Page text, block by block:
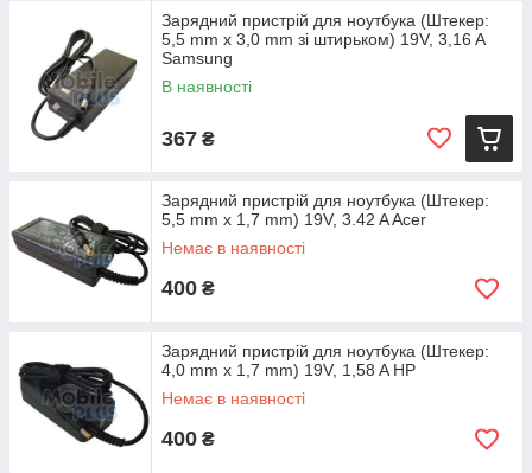
Зарядний пристрій для ноутбука (Штекер:
5,5 mm x 3,0 mm зі штирьком) 19V, 3,16 A
Samsung
В наявності
367 ₴
Зарядний пристрій для ноутбука (Штекер:
5,5 mm x 1,7 mm) 19V, 3.42 A Acer
Немає в наявності
400 ₴
Зарядний пристрій для ноутбука (Штекер:
4,0 mm x 1,7 mm) 19V, 1,58 A HP
Немає в наявності
400 ₴